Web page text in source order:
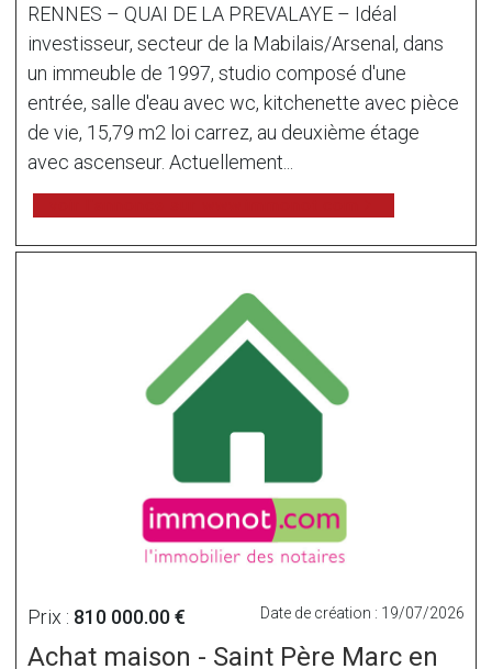
RENNES – QUAI DE LA PREVALAYE – Idéal
investisseur, secteur de la Mabilais/Arsenal, dans
un immeuble de 1997, studio composé d'une
entrée, salle d'eau avec wc, kitchenette avec pièce
de vie, 15,79 m2 loi carrez, au deuxième étage
avec ascenseur. Actuellement...
Prix : 810 000.00 € Date de création : 19/07/2026
Achat maison - Saint Père Marc en